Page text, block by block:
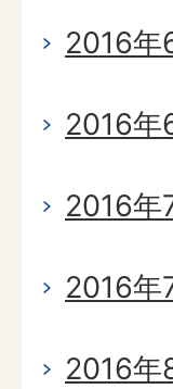
2016年
2016年
2016年
2016年
2016年